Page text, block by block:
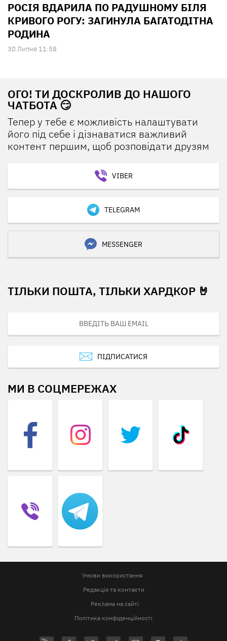
РОСІЯ ВДАРИЛА ПО РАДУШНОМУ БІЛЯ
КРИВОГО РОГУ: ЗАГИНУЛА БАГАТОДІТНА
РОДИНА
30 Липня 11:58
ОГО! ТИ ДОСКРОЛИВ ДО НАШОГО
ЧАТБОТА 😏
Тепер у тебе є можливість налаштувати
його під себе і дізнаватися важливий
контент першим, щоб розповідати друзям
VIBER
TELEGRAM
MESSENGER
ТІЛЬКИ ПОШТА, ТІЛЬКИ ХАРДКОР 🤘
ПІДПИСАТИСЯ
МИ В СОЦМЕРЕЖАХ
Умови використання
Редакція та контакти
Реклама на сайті
Політика конфіденційності